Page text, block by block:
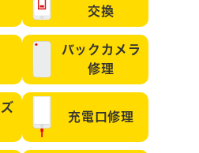
交換
バックカメラ
修理
充電口修理